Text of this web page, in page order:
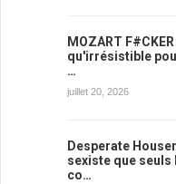
MOZART
qu'irrésistible
…
juillet 20, 2026
Desperate
sexiste que
co…